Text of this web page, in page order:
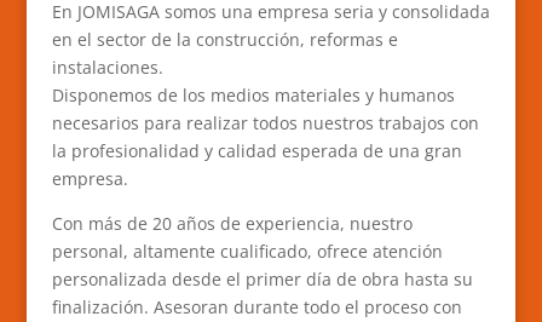
En JOMISAGA somos una empresa seria y consolidada
en el sector de la construcción, reformas e
instalaciones.
Disponemos de los medios materiales y humanos
necesarios para realizar todos nuestros trabajos con
la profesionalidad y calidad esperada de una gran
empresa.
Con más de 20 años de experiencia, nuestro
personal, altamente cualificado, ofrece atención
personalizada desde el primer día de obra hasta su
finalización. Asesoran durante todo el proceso con